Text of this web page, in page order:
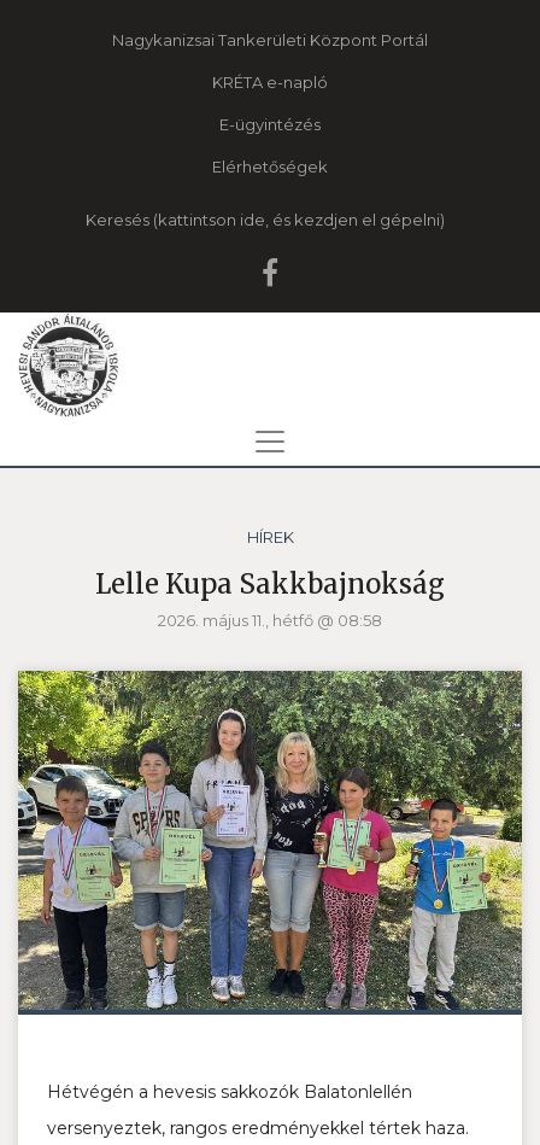
Nagykanizsai Tankerületi Központ Portál
KRÉTA e-napló
E-ügyintézés
Elérhetőségek
Keresés
HÍREK
Lelle Kupa Sakkbajnokság
2026. május 11., hétfő @ 08:58
Hétvégén a hevesis sakkozók Balatonlellén
versenyeztek, rangos eredményekkel tértek haza.